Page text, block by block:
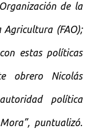
de la
(FAO);
estas políticas
obrero Nicolás
política
puntualizó.